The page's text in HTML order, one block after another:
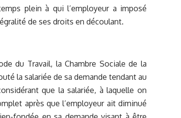
plein à qui l’employeur a imposé
de ses droits en découlant.
du Travail, la Chambre Sociale de la
la salariée de sa demande tendant au
que la salariée, à laquelle on
après que l’employeur ait diminué